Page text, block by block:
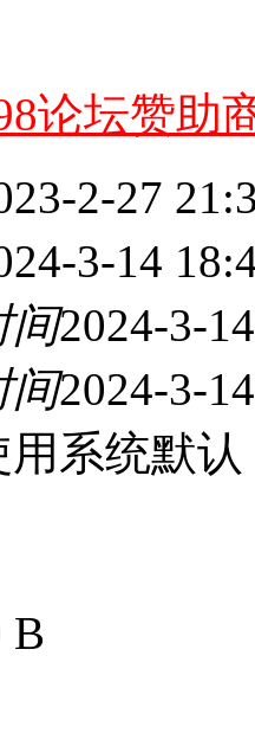
98论坛赞助
2-27
3-14
间2024-3-
间2024-3-
用系统默认